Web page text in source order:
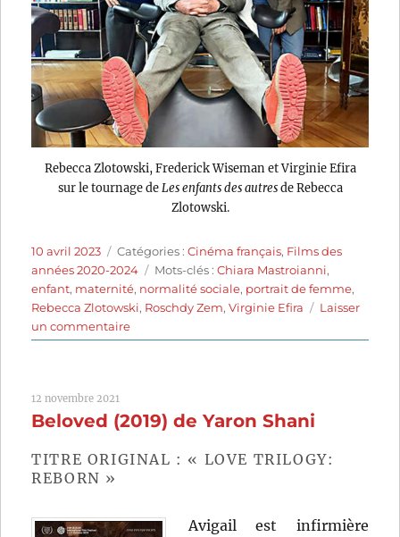
Rebecca Zlotowski, Frederick Wiseman et Virginie Efira
sur le tournage de Les enfants des autresde Rebecca
Zlotowski.
Publié
le
10 avril 2023 Catégories
Catégories :Cinéma français, Films des
années 2020-2024
Étiquettes
Mots-clés :Chiara Mastroianni,
enfant, maternité, normalité sociale, portrait de femme,
Rebecca Zlotowski, Roschdy Zem,Virginie Efira
Laisser
un commentairesur
Les
(2022)
Rebecca
12 novembre 2021
Beloved (2019) de Yaron Shani
TITRE ORIGINAL : « LOVE TRILOGY:
REBORN »
Avigail est infirmière